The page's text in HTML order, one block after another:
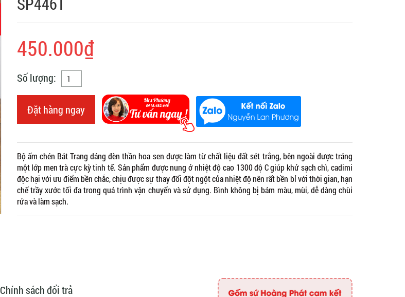
450.000₫
Số lượng:
Đặt hàng ngay
Bộ ấm chén Bát Trang dáng đèn thần hoa sen được làm từ chất liệu đất sét trắng, bên ngoài được tráng
một lớp men trà cực kỳ tinh tế. Sản phẩm được nung ở nhiệt độ cao 1300 độ C giúp khử sạch chì, cadimi
độc hại với ưu điểm bền chắc, chịu được sự thay đổi đột ngột của nhiệt độ nên rất bền bỉ với thời gian, hạn
chế trầy xước tối đa trong quá trình vận chuyển và sử dụng. Bình không bị bám màu, mùi, dễ dàng chùi
rửa và làm sạch.
Chính sách đổi trả